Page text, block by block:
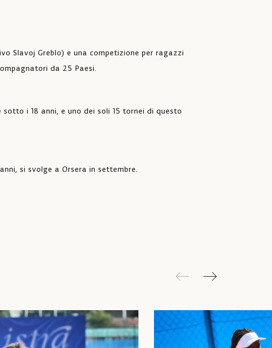
Slavoj Greblo) e una competizione per ragazzi
da 25 Paesi.
i 18 anni, e uno dei soli 15 tornei di questo
si svolge a Orsera in settembre.